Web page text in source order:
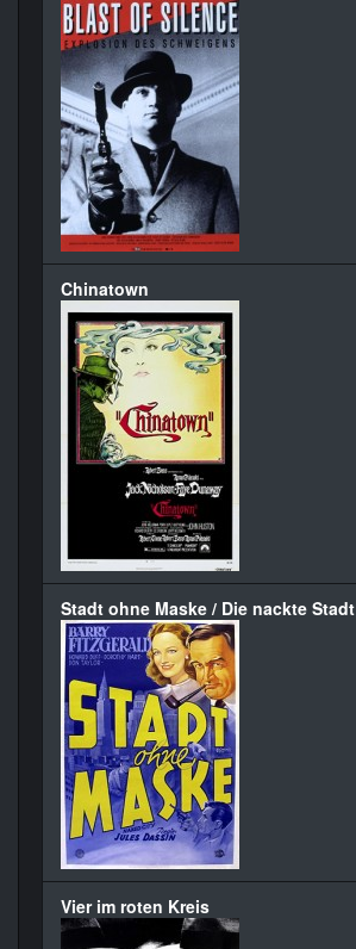
Chinatown
Stadt ohne Maske / Die nackte Stadt
Vier im roten Kreis